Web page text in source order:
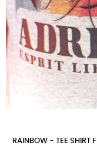
RAINBOW - TEE SHIRT